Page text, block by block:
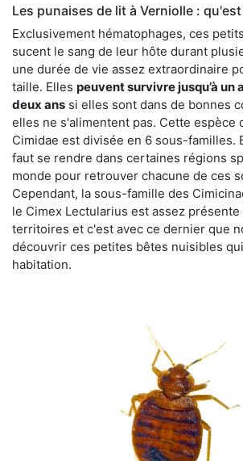
Les punaises de lit à Verniolle :
Exclusivement hématophages, ces
sucent le sang de leur hôte durant
une durée de vie assez extraordinaire
taille. Elles peuvent survivre jusqu’à un
deux ans si elles sont dans de bonnes
elles ne s'alimentent pas. Cette espèce
Cimidae est divisée en 6 sous-familles.
faut se rendre dans certaines régions
monde pour retrouver chacune de ces
Cependant, la sous-famille des
le Cimex Lectularius est assez
territoires et c'est avec ce dernier que
découvrir ces petites bêtes nuisibles
habitation.